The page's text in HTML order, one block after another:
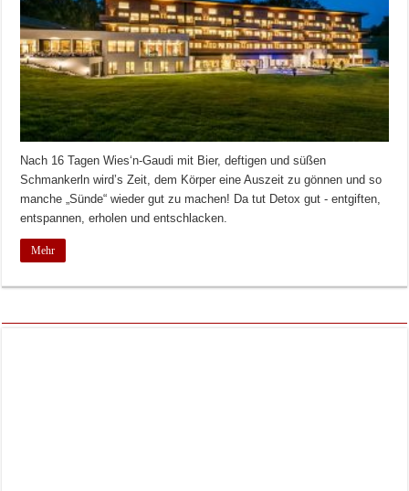
Nach 16 Tagen Wies‘n-Gaudi mit Bier, deftigen und süßen
Schmankerln wird’s Zeit, dem Körper eine Auszeit zu gönnen und so
manche „Sünde“ wieder gut zu machen! Da tut Detox gut - entgiften,
entspannen, erholen und entschlacken.
Mehr